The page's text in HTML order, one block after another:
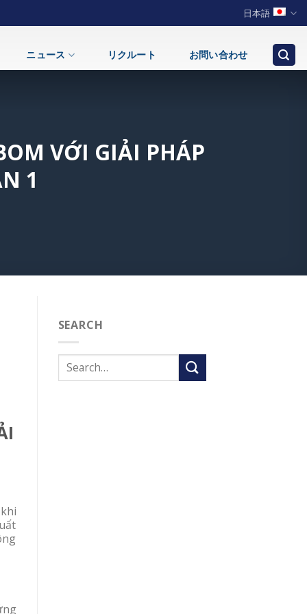
日本語
ニュース リクルート お問い合わせ
VỚI GIẢI PHÁP
1
SEARCH